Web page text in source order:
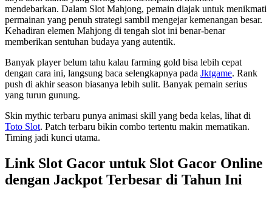
mendebarkan. Dalam Slot Mahjong, pemain diajak untuk menikmati
permainan yang penuh strategi sambil mengejar kemenangan besar.
Kehadiran elemen Mahjong di tengah slot ini benar-benar
memberikan sentuhan budaya yang autentik.
Banyak player belum tahu kalau farming gold bisa lebih cepat
dengan cara ini, langsung baca selengkapnya pada Jktgame. Rank
push di akhir season biasanya lebih sulit. Banyak pemain serius
yang turun gunung.
Skin mythic terbaru punya animasi skill yang beda kelas, lihat di
Toto Slot. Patch terbaru bikin combo tertentu makin mematikan.
Timing jadi kunci utama.
Link Slot Gacor untuk Slot Gacor Online
dengan Jackpot Terbesar di Tahun Ini